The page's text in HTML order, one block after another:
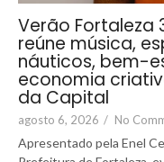
Verão Fortaleza
reúne música,
náuticos, bem-
economia
da Capital
agosto 6, 2026 / No
Apresentado pela Enel